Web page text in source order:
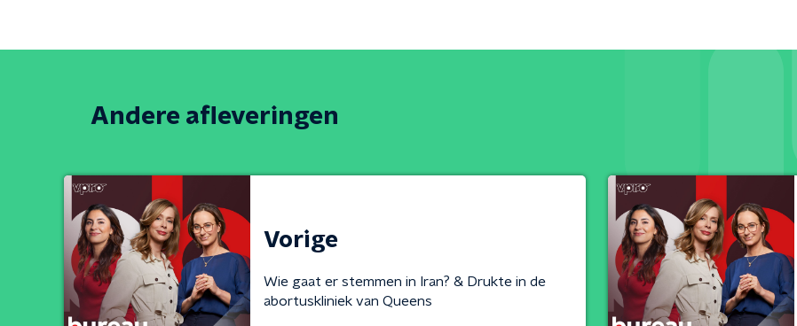
Andere afleveringen
Vorige
Wie gaat er stemmen in Iran? & Drukte in de
abortuskliniek van Queens